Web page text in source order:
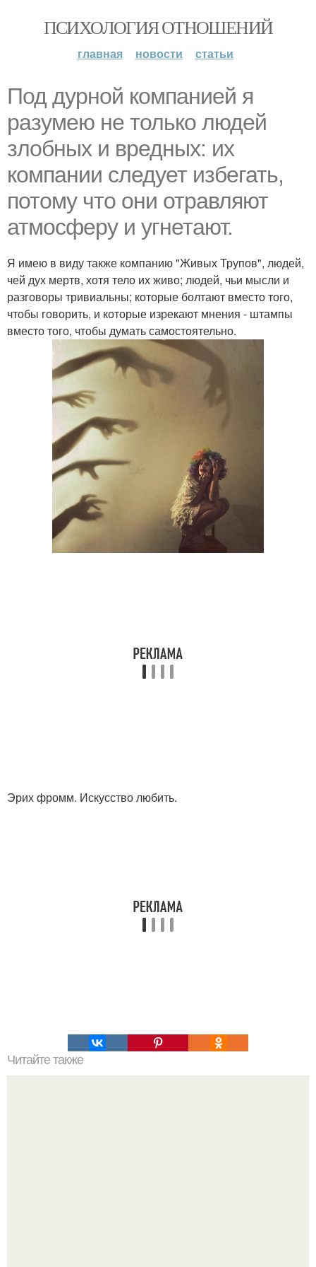
ПСИХОЛОГИЯ ОТНОШЕНИЙ
главная новости статьи
Под дурной компанией я
разумею не только людей
злобных и вредных: их
компании следует избегать,
потому что они отравляют
атмосферу и угнетают.
Я имею в виду также компанию "Живых Трупов", людей,
чей дух мертв, хотя тело их живо; людей, чьи мысли и
разговоры тривиальны; которые болтают вместо того,
чтобы говорить, и которые изрекают мнения - штампы
вместо того, чтобы думать самостоятельно.
Эрих фромм. Искусство любить.
Читайте также